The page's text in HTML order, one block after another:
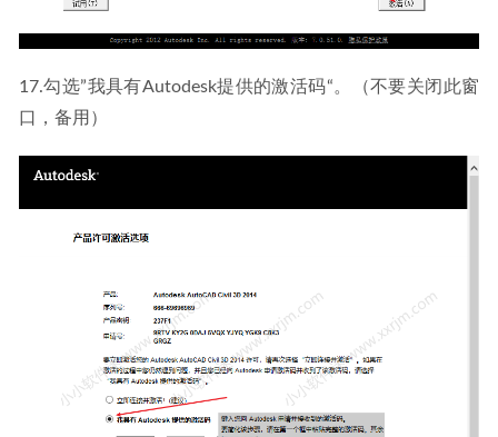
17.勾选”我具有Autodesk提供的激活码“。（不要关闭此窗
口，备用）